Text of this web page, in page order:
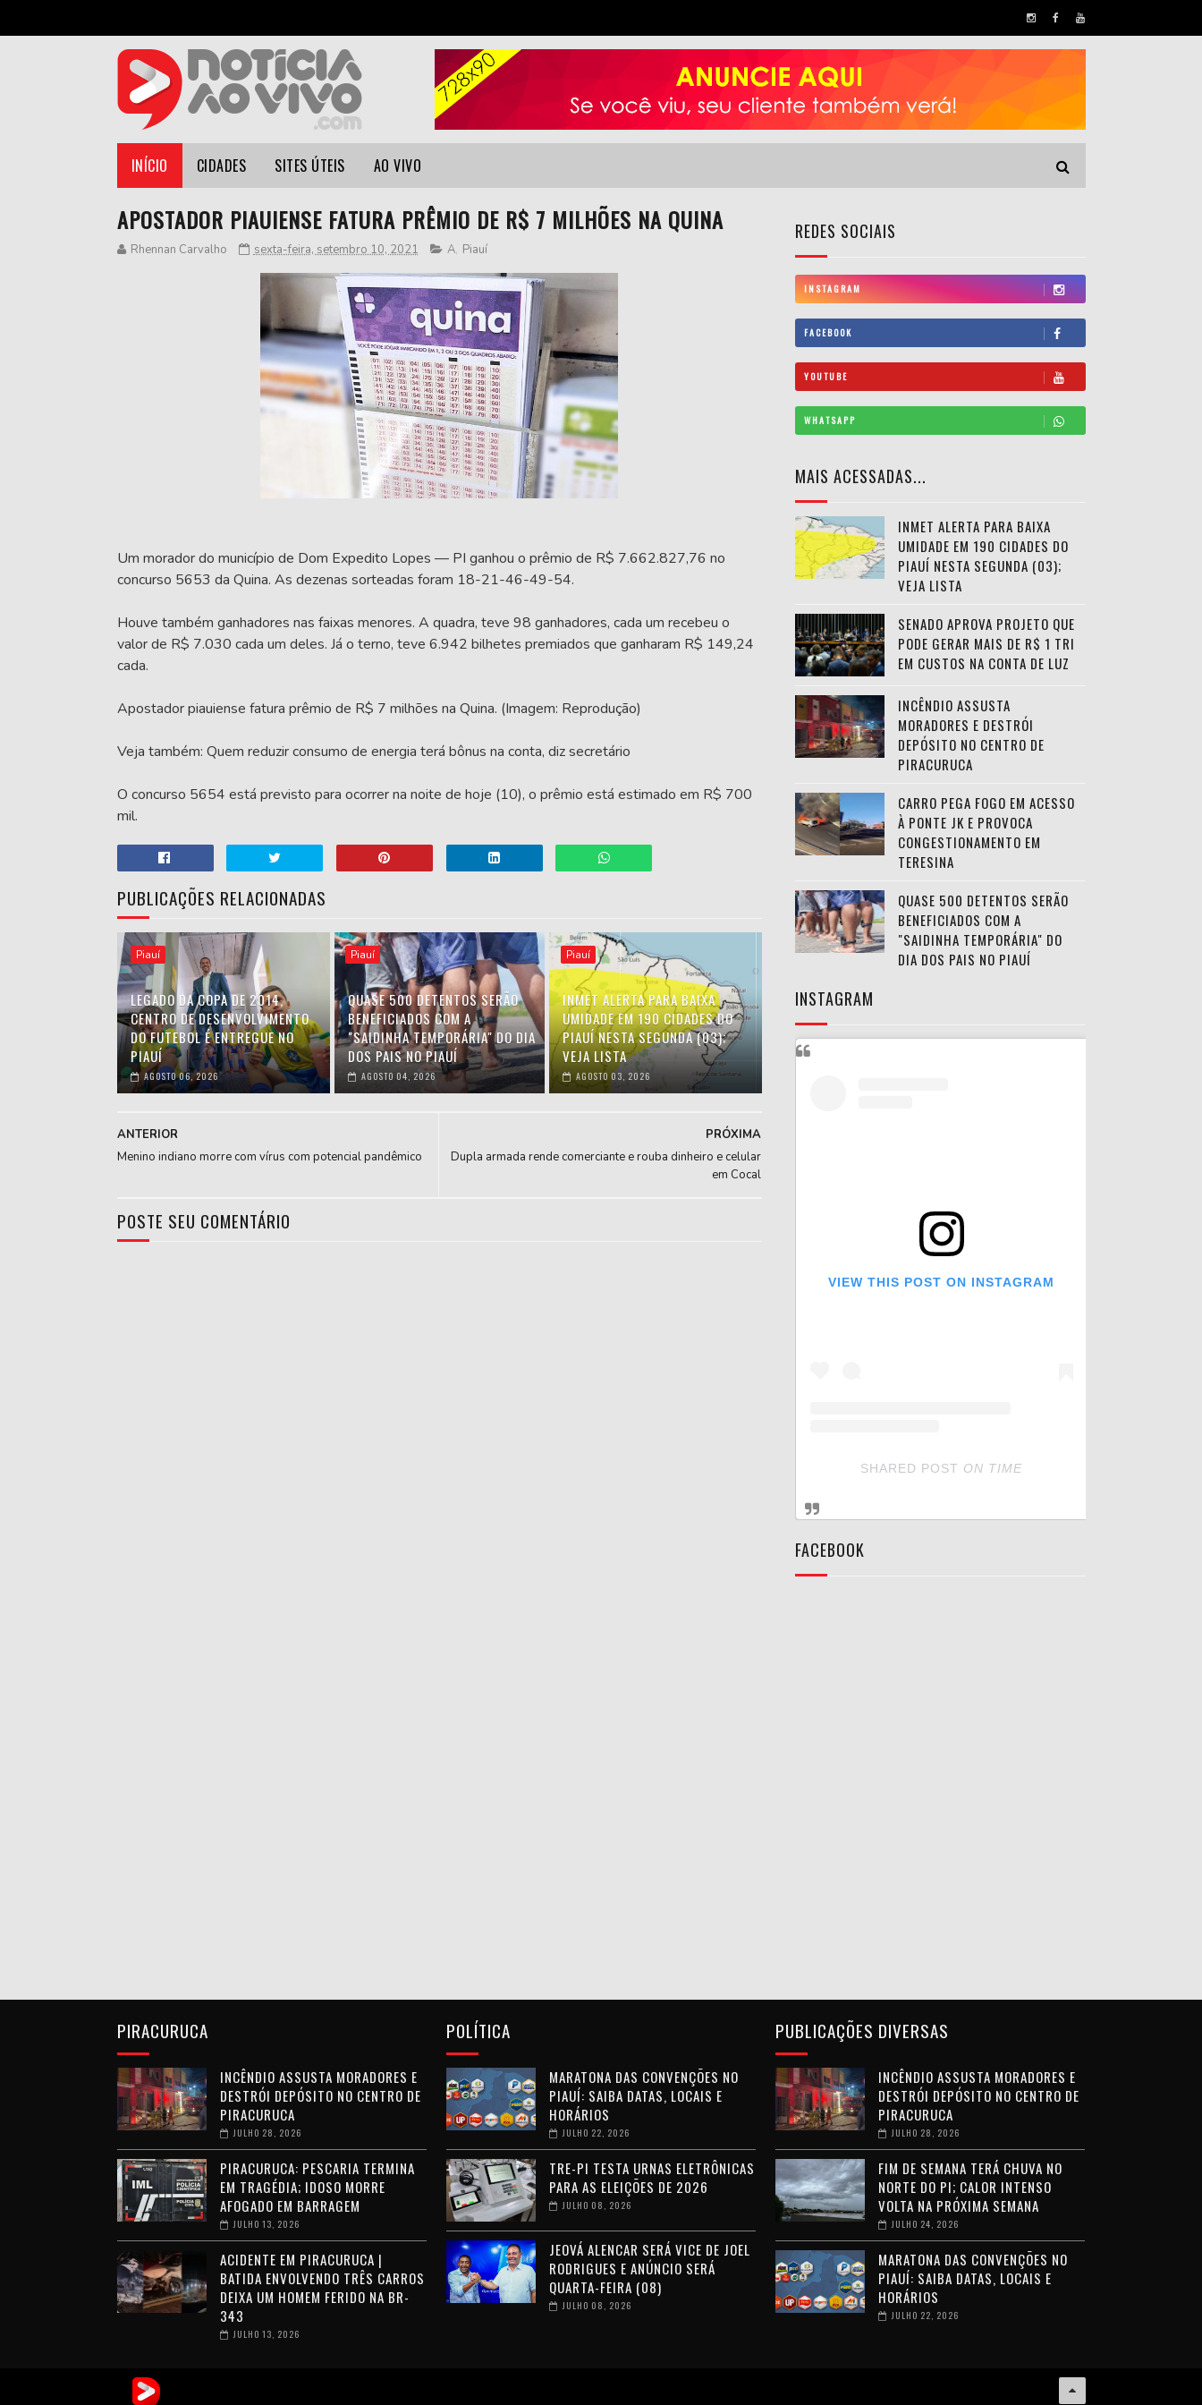
INÍCIO CIDADES SITES ÚTEIS AO VIVO
APOSTADOR PIAUIENSE FATURA PRÊMIO DE R$ 7 MILHÕES NA QUINA
Rhennan Carvalho sexta-feira, setembro 10, 2021 A, Piauí
Um morador do município de Dom Expedito Lopes — PI ganhou o prêmio de R$ 7.662.827,76 no
concurso 5653 da Quina. As dezenas sorteadas foram 18-21-46-49-54.
Houve também ganhadores nas faixas menores. A quadra, teve 98 ganhadores, cada um recebeu o
valor de R$ 7.030 cada um deles. Já o terno, teve 6.942 bilhetes premiados que ganharam R$ 149,24
cada.
Apostador piauiense fatura prêmio de R$ 7 milhões na Quina. (Imagem: Reprodução)
Veja também: Quem reduzir consumo de energia terá bônus na conta, diz secretário
O concurso 5654 está previsto para ocorrer na noite de hoje (10), o prêmio está estimado em R$ 700
mil.
PUBLICAÇÕES RELACIONADAS
Piauí
LEGADO DA COPA DE 2014,
CENTRO DE DESENVOLVIMENTO
DO FUTEBOL É ENTREGUE NO
PIAUÍ
AGOSTO 06, 2026
Piauí
QUASE 500 DETENTOS SERÃO
BENEFICIADOS COM A
"SAIDINHA TEMPORÁRIA" DO DIA
DOS PAIS NO PIAUÍ
AGOSTO 04, 2026
Piauí
INMET ALERTA PARA BAIXA
UMIDADE EM 190 CIDADES DO
PIAUÍ NESTA SEGUNDA (03);
VEJA LISTA
AGOSTO 03, 2026
PRÓXIMA
Dupla armada rende comerciante e rouba dinheiro e celular
em Cocal
ANTERIOR
Menino indiano morre com vírus com potencial pandêmico
POSTE SEU COMENTÁRIO
REDES SOCIAIS
INSTAGRAM
FACEBOOK
YOUTUBE
WHATSAPP
MAIS ACESSADAS...
INMET ALERTA PARA BAIXA
UMIDADE EM 190 CIDADES DO
PIAUÍ NESTA SEGUNDA (03);
VEJA LISTA
SENADO APROVA PROJETO QUE
PODE GERAR MAIS DE R$ 1 TRI
EM CUSTOS NA CONTA DE LUZ
INCÊNDIO ASSUSTA
MORADORES E DESTRÓI
DEPÓSITO NO CENTRO DE
PIRACURUCA
CARRO PEGA FOGO EM ACESSO
À PONTE JK E PROVOCA
CONGESTIONAMENTO EM
TERESINA
QUASE 500 DETENTOS SERÃO
BENEFICIADOS COM A
"SAIDINHA TEMPORÁRIA" DO
DIA DOS PAIS NO PIAUÍ
INSTAGRAM
VIEW THIS POST ON INSTAGRAM
SHARED POST ON TIME
FACEBOOK
PIRACURUCA
INCÊNDIO ASSUSTA MORADORES E
DESTRÓI DEPÓSITO NO CENTRO DE
PIRACURUCA
JULHO 28, 2026
PIRACURUCA: PESCARIA TERMINA
EM TRAGÉDIA; IDOSO MORRE
AFOGADO EM BARRAGEM
JULHO 13, 2026
ACIDENTE EM PIRACURUCA |
BATIDA ENVOLVENDO TRÊS CARROS
DEIXA UM HOMEM FERIDO NA BR-
343
JULHO 13, 2026
POLÍTICA
MARATONA DAS CONVENÇÕES NO
PIAUÍ: SAIBA DATAS, LOCAIS E
HORÁRIOS
JULHO 22, 2026
TRE-PI TESTA URNAS ELETRÔNICAS
PARA AS ELEIÇÕES DE 2026
JULHO 08, 2026
JEOVÁ ALENCAR SERÁ VICE DE JOEL
RODRIGUES E ANÚNCIO SERÁ
QUARTA-FEIRA (08)
JULHO 08, 2026
PUBLICAÇÕES DIVERSAS
INCÊNDIO ASSUSTA MORADORES E
DESTRÓI DEPÓSITO NO CENTRO DE
PIRACURUCA
JULHO 28, 2026
FIM DE SEMANA TERÁ CHUVA NO
NORTE DO PI; CALOR INTENSO
VOLTA NA PRÓXIMA SEMANA
JULHO 24, 2026
MARATONA DAS CONVENÇÕES NO
PIAUÍ: SAIBA DATAS, LOCAIS E
HORÁRIOS
JULHO 22, 2026